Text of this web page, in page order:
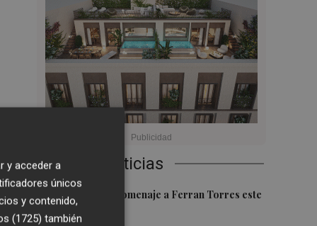
Últimas Noticias
1Foios rendirá homenaje a Ferran Torres este
viernes
y acceder a
únicos
y contenido,
(1725) también